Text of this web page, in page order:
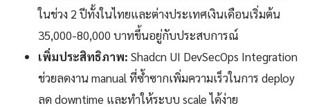
ในช่วง 2 ปีทั้งในไทยและต่างประเทศเงินเดือนเริ่มต้น
35,000-80,000 บาทขึ้นอยู่กับประสบการณ์
เพิ่มประสิทธิภาพ: Shadcn UI DevSecOps Integration
ช่วยลดงาน manual ที่ซ้ำซากเพิ่มความเร็วในการ deploy
ลด downtime และทำให้ระบบ scale ได้ง่าย